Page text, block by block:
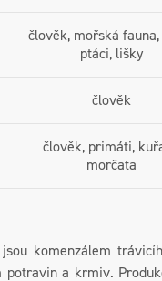
člověk, mořská
ptáci, lišky
člověk
člověk, primáti,
morčata
komenzálem
a krmiv.